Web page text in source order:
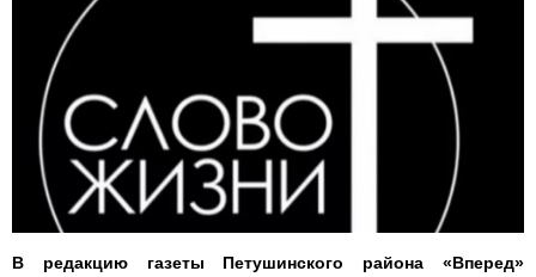
В редакцию газеты Петушинского района «Вперед»